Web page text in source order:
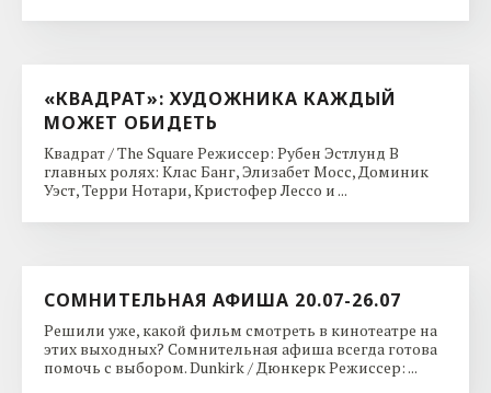
«КВАДРАТ»: ХУДОЖНИКА КАЖДЫЙ
МОЖЕТ ОБИДЕТЬ
Квадрат / The Square Режиссер: Рубен Эстлунд В
главных ролях: Клас Банг, Элизабет Мосс, Доминик
Уэст, Терри Нотари, Кристофер Лессо и ...
СОМНИТЕЛЬНАЯ АФИША 20.07-26.07
Решили уже, какой фильм смотреть в кинотеатре на
этих выходных? Сомнительная афиша всегда готова
помочь с выбором. Dunkirk / Дюнкерк Режиссер: ...